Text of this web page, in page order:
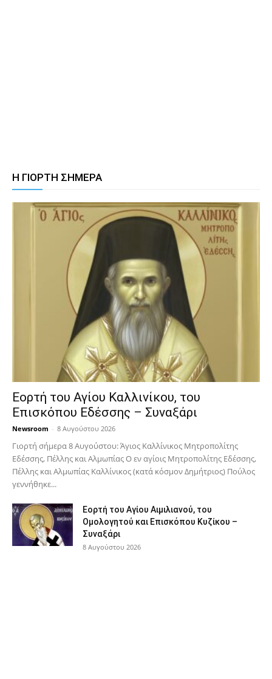
Η ΓΙΟΡΤΗ ΣΗΜΕΡΑ
Εορτή του Αγίου Καλλινίκου, του
Επισκόπου Εδέσσης – Συναξάρι
Newsroom - 8 Αυγούστου 2026
Γιορτή σήμερα 8 Αυγούστου: Άγιος Καλλίνικος Μητροπολίτης
Εδέσσης, Πέλλης και Αλμωπίας Ο εν αγίοις Μητροπολίτης Εδέσσης,
Πέλλης και Αλμωπίας Καλλίνικος (κατά κόσμον Δημήτριος) Πούλος
γεννήθηκε...
Εορτή του Αγίου Αιμιλιανού, του
Ομολογητού και Επισκόπου Κυζίκου –
Συναξάρι
8 Αυγούστου 2026